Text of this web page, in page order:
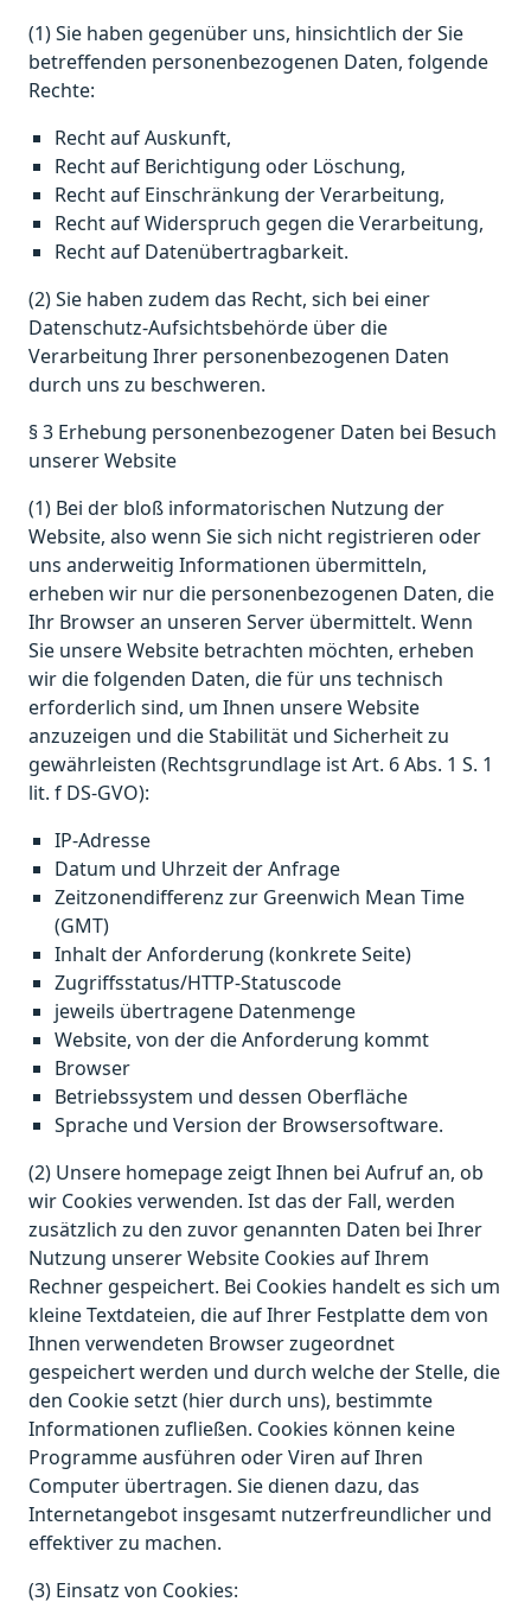
(1) Sie haben gegenüber uns, hinsichtlich der Sie
betreffenden personenbezogenen Daten, folgende
Rechte:
Recht auf Auskunft,
Recht auf Berichtigung oder Löschung,
Recht auf Einschränkung der Verarbeitung,
Recht auf Widerspruch gegen die Verarbeitung,
Recht auf Datenübertragbarkeit.
(2) Sie haben zudem das Recht, sich bei einer
Datenschutz-Aufsichtsbehörde über die
Verarbeitung Ihrer personenbezogenen Daten
durch uns zu beschweren.
§ 3 Erhebung personenbezogener Daten bei Besuch
unserer Website
(1) Bei der bloß informatorischen Nutzung der
Website, also wenn Sie sich nicht registrieren oder
uns anderweitig Informationen übermitteln,
erheben wir nur die personenbezogenen Daten, die
Ihr Browser an unseren Server übermittelt. Wenn
Sie unsere Website betrachten möchten, erheben
wir die folgenden Daten, die für uns technisch
erforderlich sind, um Ihnen unsere Website
anzuzeigen und die Stabilität und Sicherheit zu
gewährleisten (Rechtsgrundlage ist Art. 6 Abs. 1 S. 1
lit. f DS-GVO):
IP-Adresse
Datum und Uhrzeit der Anfrage
Zeitzonendifferenz zur Greenwich Mean Time
(GMT)
Inhalt der Anforderung (konkrete Seite)
Zugriffsstatus/HTTP-Statuscode
jeweils übertragene Datenmenge
Website, von der die Anforderung kommt
Browser
Betriebssystem und dessen Oberfläche
Sprache und Version der Browsersoftware.
(2) Unsere homepage zeigt Ihnen bei Aufruf an, ob
wir Cookies verwenden. Ist das der Fall, werden
zusätzlich zu den zuvor genannten Daten bei Ihrer
Nutzung unserer Website Cookies auf Ihrem
Rechner gespeichert. Bei Cookies handelt es sich um
kleine Textdateien, die auf Ihrer Festplatte dem von
Ihnen verwendeten Browser zugeordnet
gespeichert werden und durch welche der Stelle, die
den Cookie setzt (hier durch uns), bestimmte
Informationen zufließen. Cookies können keine
Programme ausführen oder Viren auf Ihren
Computer übertragen. Sie dienen dazu, das
Internetangebot insgesamt nutzerfreundlicher und
effektiver zu machen.
(3) Einsatz von Cookies: